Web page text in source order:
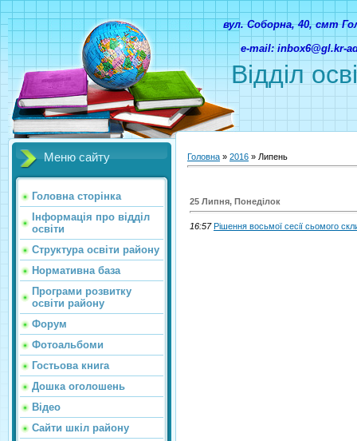
Відділ
вул. Соборна, 40, смт
e-mail: inbox6@gl.kr-
Меню сайту
Головна сторінка
Інформація про відділ
освіти
Структура освіти району
Нормативна база
Програми розвитку
освіти району
Форум
Фотоальбоми
Гостьова книга
Дошка оголошень
Відео
Сайти шкіл району
Головна » 2016 » Липень
25 Липня, Понеділок
16:57 Рішення восьмої сесії сьомого